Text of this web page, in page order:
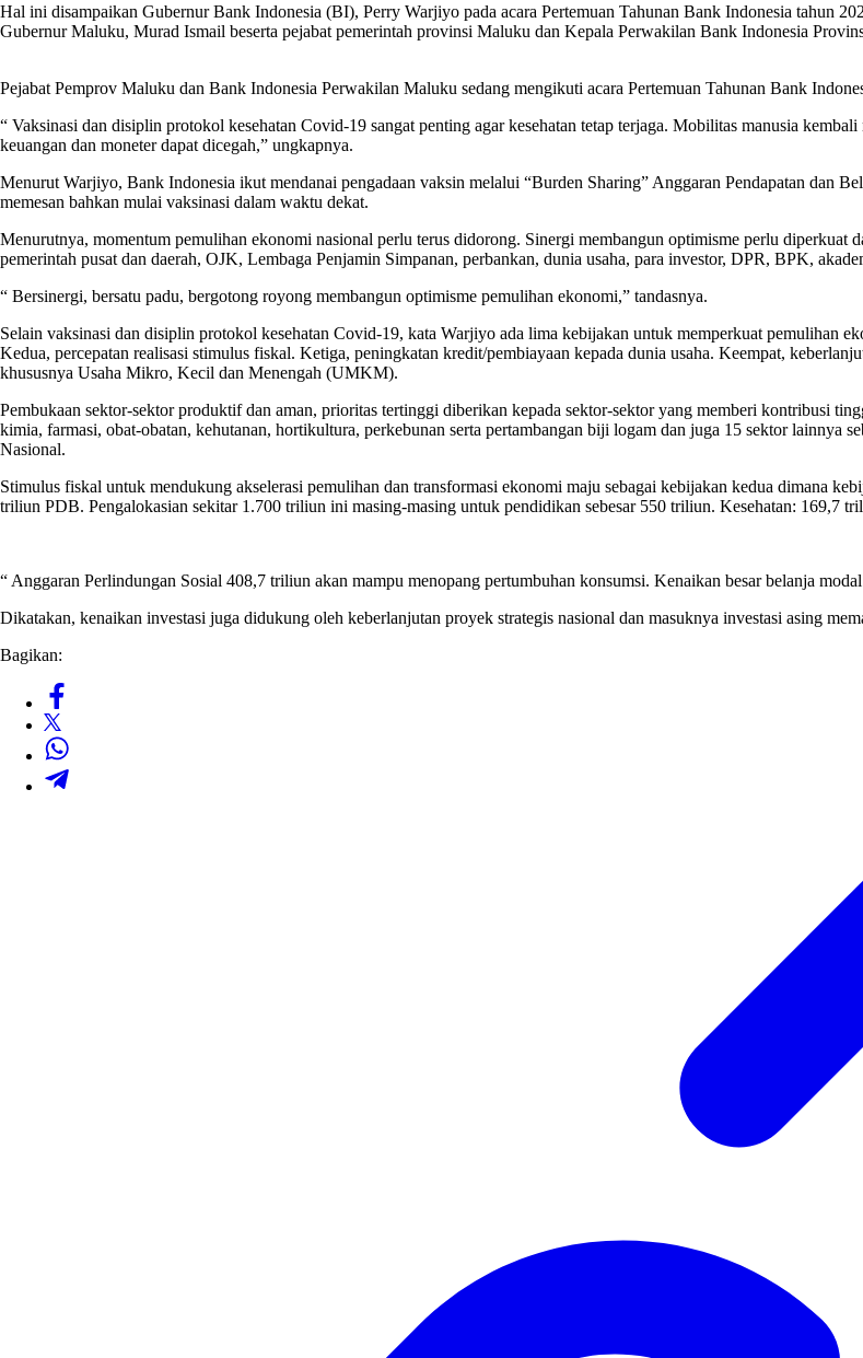
Hal ini disampaikan Gubernur Bank Indonesia (BI), Perry Warjiyo pada acara Pertemuan Tahunan Bank Indonesia tahun
Gubernur Maluku, Murad Ismail beserta pejabat pemerintah provinsi Maluku dan Kepala Perwakilan Bank Indonesia
Pejabat Pemprov Maluku dan Bank Indonesia Perwakilan Maluku sedang mengikuti acara Pertemuan Tahunan Bank
“ Vaksinasi dan disiplin protokol kesehatan Covid-19 sangat penting agar kesehatan tetap terjaga. Mobilitas manusia
keuangan dan moneter dapat dicegah,” ungkapnya.
Menurut Warjiyo, Bank Indonesia ikut mendanai pengadaan vaksin melalui “Burden Sharing” Anggaran Pendapatan dan
memesan bahkan mulai vaksinasi dalam waktu dekat.
Menurutnya, momentum pemulihan ekonomi nasional perlu terus didorong. Sinergi membangun optimisme perlu diperkuat
pemerintah pusat dan daerah, OJK, Lembaga Penjamin Simpanan, perbankan, dunia usaha, para investor, DPR, BPK,
“ Bersinergi, bersatu padu, bergotong royong membangun optimisme pemulihan ekonomi,” tandasnya.
Selain vaksinasi dan disiplin protokol kesehatan Covid-19, kata Warjiyo ada lima kebijakan untuk memperkuat pemulihan
Kedua, percepatan realisasi stimulus fiskal. Ketiga, peningkatan kredit/pembiayaan kepada dunia usaha. Keempat,
khususnya Usaha Mikro, Kecil dan Menengah (UMKM).
Pembukaan sektor-sektor produktif dan aman, prioritas tertinggi diberikan kepada sektor-sektor yang memberi kontribusi
kimia, farmasi, obat-obatan, kehutanan, hortikultura, perkebunan serta pertambangan biji logam dan juga 15 sektor lainnya
Nasional.
Stimulus fiskal untuk mendukung akselerasi pemulihan dan transformasi ekonomi maju sebagai kebijakan kedua dimana
triliun PDB. Pengalokasian sekitar 1.700 triliun ini masing-masing untuk pendidikan sebesar 550 triliun. Kesehatan: 169,7
“ Anggaran Perlindungan Sosial 408,7 triliun akan mampu menopang pertumbuhan konsumsi. Kenaikan besar belanja
Dikatakan, kenaikan investasi juga didukung oleh keberlanjutan proyek strategis nasional dan masuknya investasi asing
Bagikan: